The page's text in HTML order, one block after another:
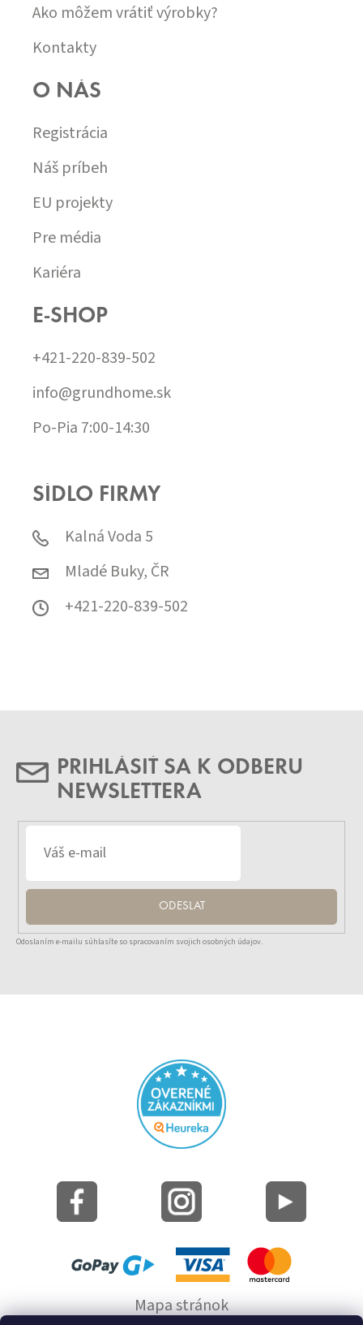
Ako môžem vrátiť výrobky?
Kontakty
O NÁS
Registrácia
Náš príbeh
EU projekty
Pre média
Kariéra
E-SHOP
+421-220-839-502
info@grundhome.sk
Po-Pia 7:00-14:30
SÍDLO FIRMY
Kalná Voda 5
Mladé Buky, ČR
+421-220-839-502
PRIHLÁSIŤ SA K ODBERU
NEWSLETTERA
ODESLAT
Odoslaním e-mailu súhlasíte so spracovaním svojich osobných údajov.
Mapa stránok